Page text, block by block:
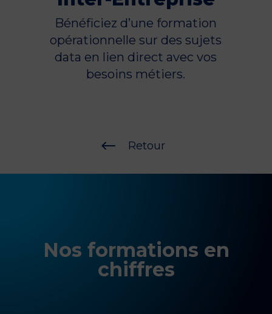
Bénéficiez d’une formation
opérationnelle sur des sujets
data en lien direct avec vos
besoins métiers.
# Retour
Nos formations en
chiffres